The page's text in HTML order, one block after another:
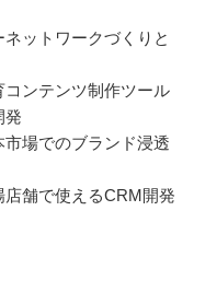
ットワークづくりと
コンテンツ制作ツール
発
場でのブランド浸透
店舗で使えるCRM開発